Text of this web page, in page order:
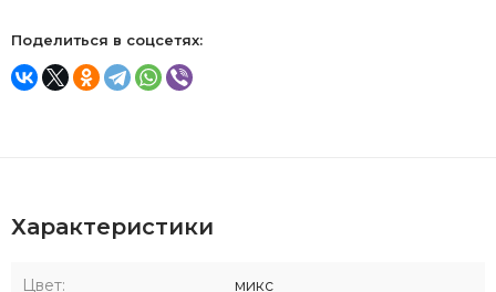
Поделиться в соцсетях:
Характеристики
Цвет: микс